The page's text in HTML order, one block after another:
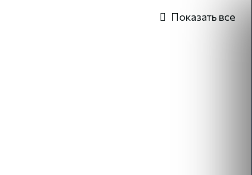
Показать все